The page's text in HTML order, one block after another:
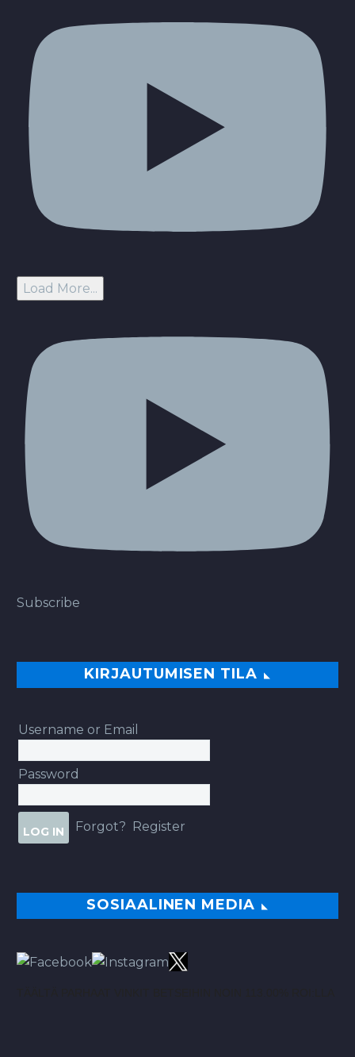
Load More...
Subscribe
KIRJAUTUMISEN TILA
Username or Email
Password
Forgot? Register
SOSIAALINEN MEDIA